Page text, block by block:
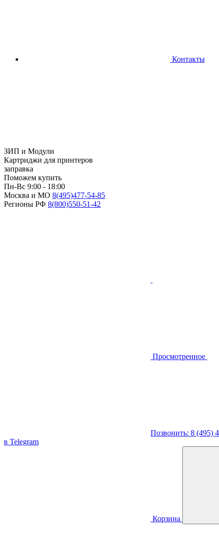
Контакты
ЗИП и Модули
Картриджи для принтеров
заправка
Поможем купить
Пн-Вс 9:00 - 18:00
Москва и МО 8(495)477-54-85
Регионы РФ 8(800)550-51-42
Просмотренное
Позвонить: 8 (495)
в Telegram
Корзина